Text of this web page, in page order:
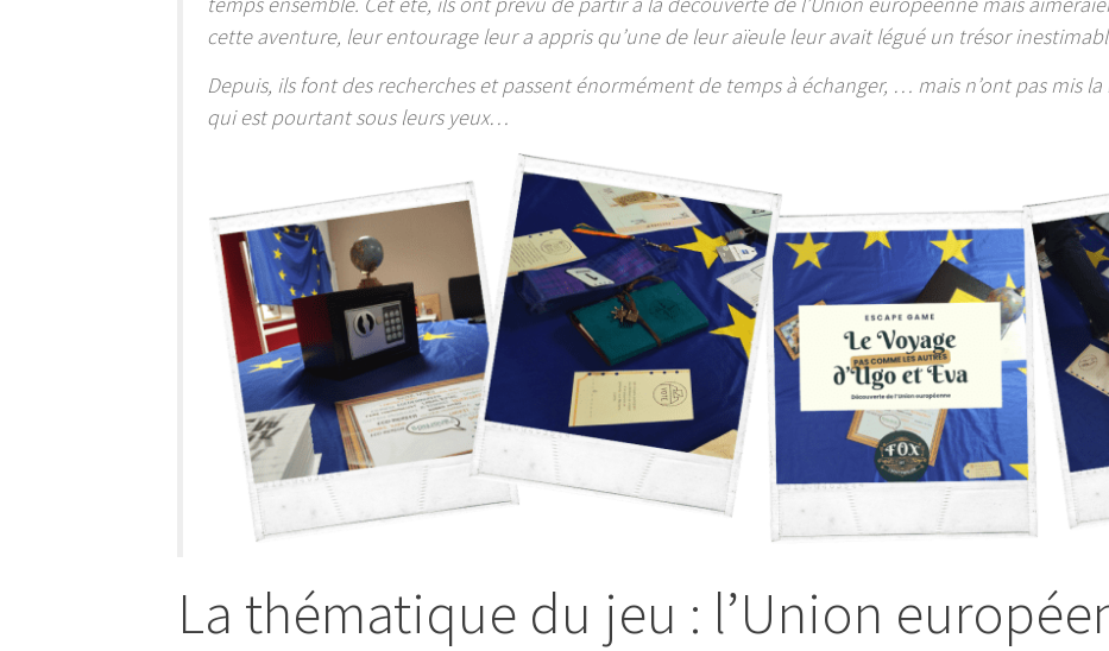
cette aventure, leur entourage leur a appris qu’une de leur aïeule leur avait légué un trésor
Depuis, ils font des recherches et passent énormément de temps à échanger, … mais n’ont pas mis
qui est pourtant sous leurs yeux…
La thématique du jeu : l’Union